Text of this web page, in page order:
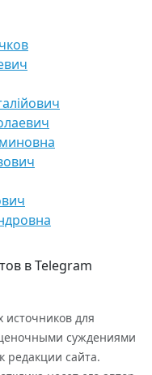
в Telegram
для
суждениями
редакции сайта.